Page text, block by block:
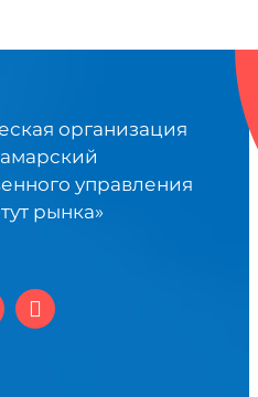
организация
управления
рынка»